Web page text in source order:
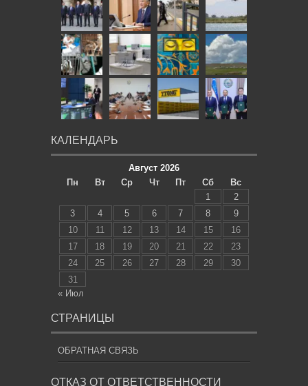
КАЛЕНДАРЬ
Август 2026
Пн
Вт Ср Чт Пт Сб
Вс
1
2
3
4 5 6 7 8
9
10
11 12 13 14 15
16
17
18 19 20 21 22
23
24
25 26 27 28 29
30
31
« Июл
СТРАНИЦЫ
ОБРАТНАЯ СВЯЗЬ
ОТКАЗ ОТ ОТВЕТСТВЕННОСТИ